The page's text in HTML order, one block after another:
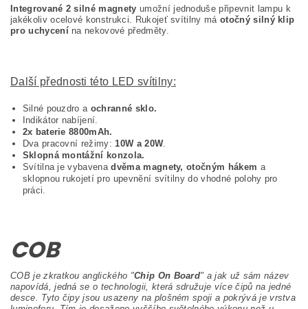
Integrované 2 silné magnety umožní jednoduše připevnit lampu k
jakékoliv ocelové konstrukci. Rukojeť svítilny máotočný silný klip
pro uchycenína nekovové předměty.
Další přednosti této LED svítilny:
Silné pouzdro a ochranné sklo.
Indikátor nabíjení.
2x baterie 8800mAh.
Dva pracovní režimy:10W a 20W.
Sklopná montážní konzola.
Svítilna je vybavenadvěma magnety, otočným hákem a
sklopnou rukojetí pro upevnění svítilny do vhodné polohy pro
práci.
COB
COB je zkratkou anglického "Chip On Board" a jak už sám název
napovídá, jedná se o technologii, která sdružuje více čipů na jedné
desce. Tyto čipy jsou usazeny na plošném spoji a pokrývá je vrstva